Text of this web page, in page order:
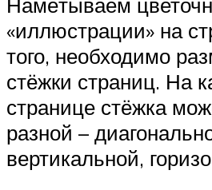
«иллюстрации» на
того, необходимо
стёжки страниц. На
странице стёжка
разной –
вертикальной,